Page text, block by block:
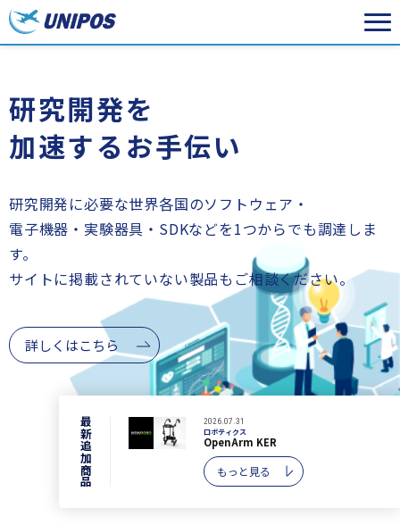
研究開発を
加速するお手伝い
研究開発に必要な世界各国のソフトウェア・
電子機器・実験器具・SDKなどを1つからでも調達しま
す。
サイトに掲載されていない製品もご相談ください。
詳しくはこちら